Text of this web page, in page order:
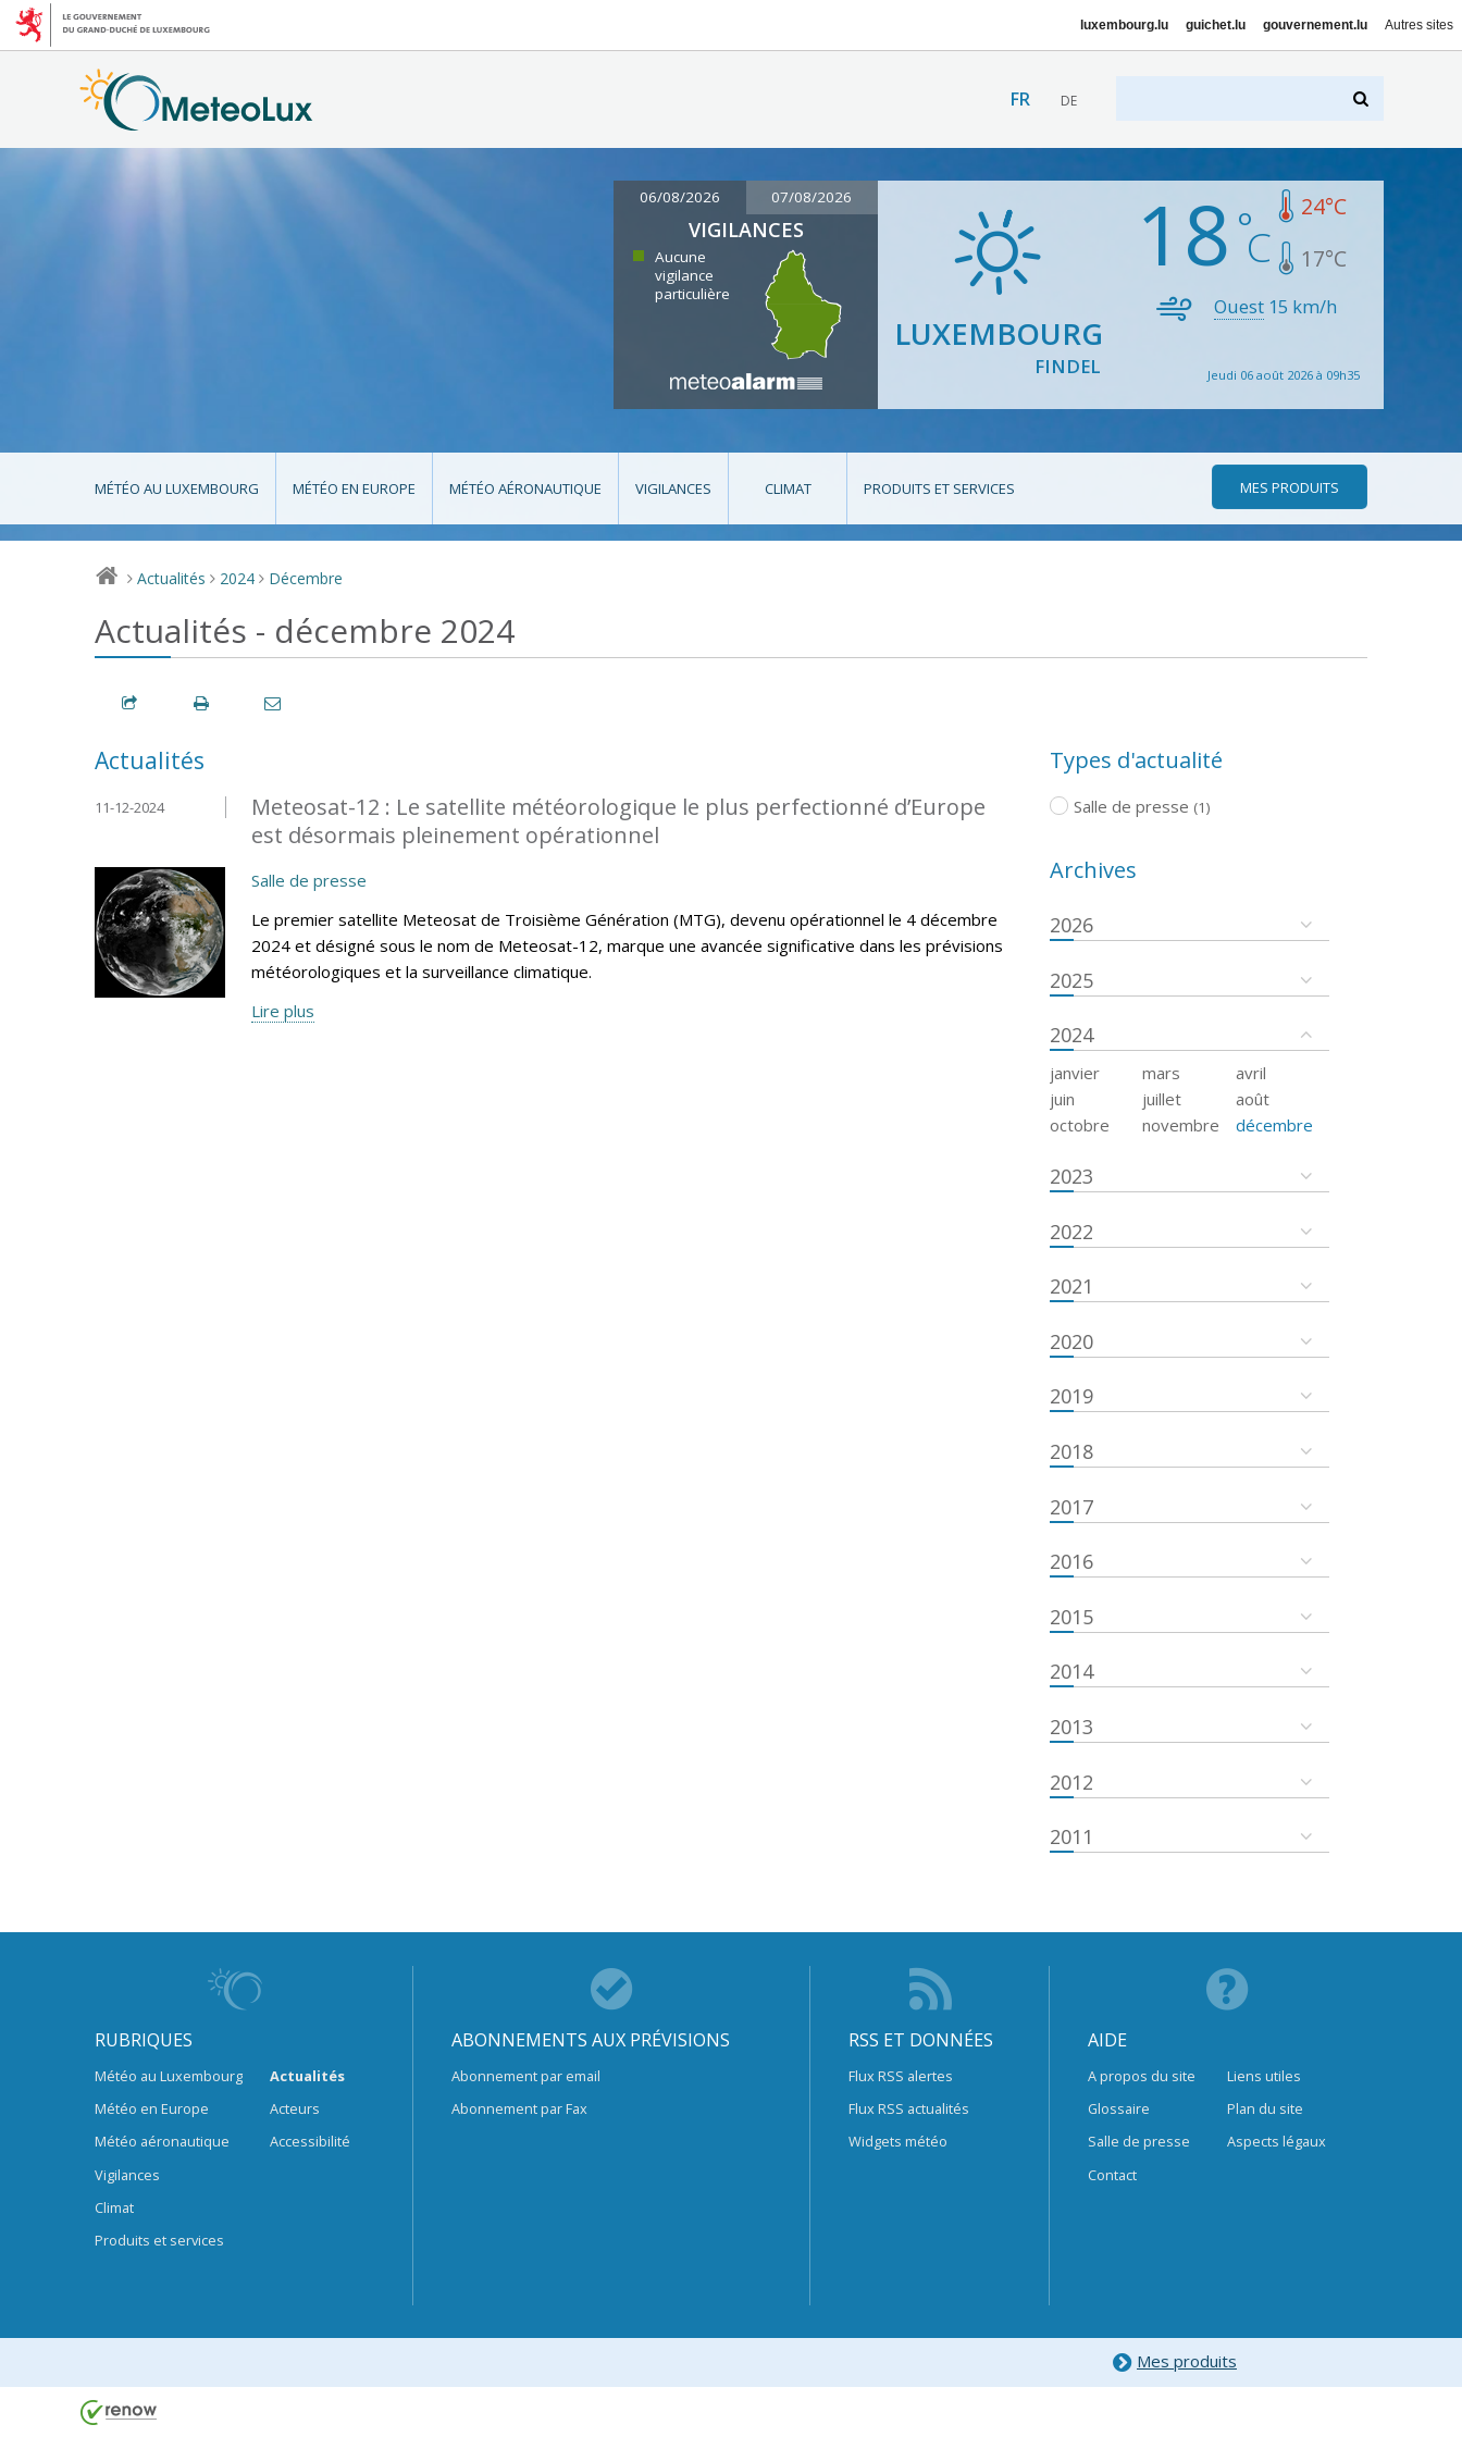
luxembourg.lu guichet.lu gouvernement.lu Autres sites
FR DE
06/08/2026 07/08/2026
VIGILANCES
Aucune
vigilance
particulière
LUXEMBOURG
FINDEL
18 24°C
17°C
Ouest 15 km/h
Jeudi 06 août 2026 à 09h35
MÉTÉO AU LUXEMBOURG MÉTÉO EN EUROPE MÉTÉO AÉRONAUTIQUE VIGILANCES CLIMAT PRODUITS ET SERVICES MES PRODUITS
> Actualités > 2024 > Décembre
Actualités - décembre 2024
Actualités
Meteosat-12 : Le satellite météorologique le plus perfectionné d’Europe
est désormais pleinement opérationnel
11-12-2024
Salle de presse
Le premier satellite Meteosat de Troisième Génération (MTG), devenu opérationnel le 4 décembre
2024 et désigné sous le nom de Meteosat-12, marque une avancée significative dans les prévisions
météorologiques et la surveillance climatique.
Lire plus
Types d'actualité
Salle de presse (1)
Archives
2026
2025
2024
janvier mars
avril
juin
juillet
août
octobre
novembre décembre
2023
2022
2021
2020
2019
2018
2017
2016
2015
2014
2013
2012
2011
RUBRIQUES
Météo au Luxembourg
Météo en Europe
Météo aéronautique
Vigilances
Climat
Produits et services
Actualités
Acteurs
Accessibilité
ABONNEMENTS AUX PRÉVISIONS
Abonnement par email
Abonnement par Fax
RSS ET DONNÉES
Flux RSS alertes
Flux RSS actualités
Widgets météo
AIDE
A propos du site
Glossaire
Salle de presse
Contact
Liens utiles
Plan du site
Aspects légaux
Mes produits